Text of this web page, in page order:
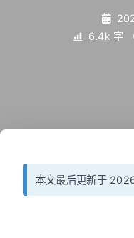
6.4k 字
本文最后更新于